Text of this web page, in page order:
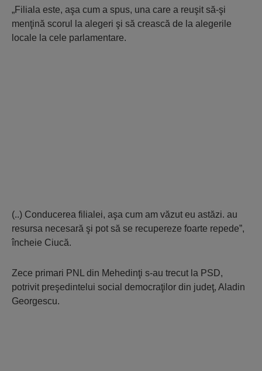
„Filiala este, aşa cum a spus, una care a reuşit să-şi
menţină scorul la alegeri şi să crească de la alegerile
locale la cele parlamentare.
(..) Conducerea filialei, aşa cum am văzut eu astăzi. au
resursa necesară şi pot să se recupereze foarte repede”,
încheie Ciucă.
Zece primari PNL din Mehedinţi s-au trecut la PSD,
potrivit preşedintelui social democraţilor din judeţ, Aladin
Georgescu.